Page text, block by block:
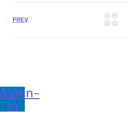
PREV
in